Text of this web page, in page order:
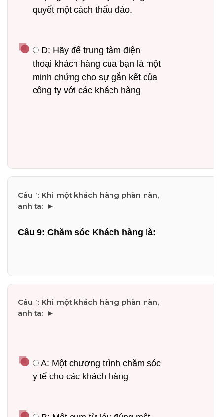
quyết một cách thấu đáo.
D: Hãy để trung tâm điện
thoại khách hàng của bạn là một
minh chứng cho sự gắn kết của
công ty với các khách hàng
Câu 9: Chăm sóc Khách hàng là:
A: Một chương trình chăm sóc
y tế cho các khách hàng